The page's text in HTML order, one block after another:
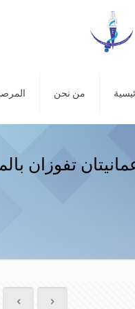
من نحن
تفوزان